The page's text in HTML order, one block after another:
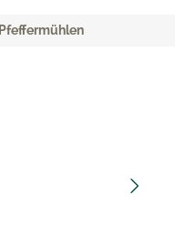
Pfeffermühlen